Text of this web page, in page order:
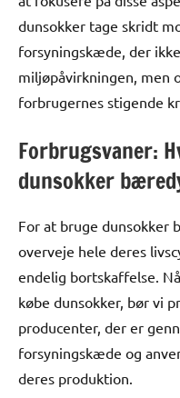
dunsokker tage skridt
forsyningskæde, der
miljøpåvirkningen, men
forbrugernes stigende
Forbrugsvaner:
dunsokker
For at bruge
overveje hele deres
endelig bortskaffelse.
købe dunsokker, bør vi
producenter, der er
forsyningskæde og
deres produktion.